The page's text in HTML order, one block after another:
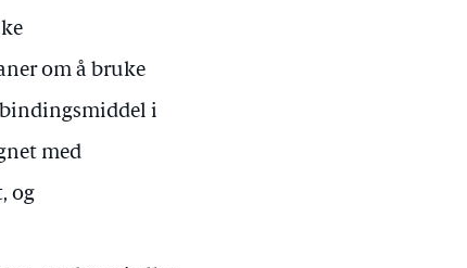
om å bruke
i
med
og